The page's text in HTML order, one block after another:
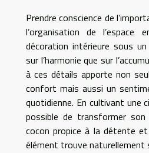
Prendre conscience de
l’organisation de l’espace
décoration intérieure sous
sur l’harmonie que sur
à ces détails apporte non
confort mais aussi un
quotidienne. En cultivant une
possible de transformer
cocon propice à la détente
élément trouve naturellement